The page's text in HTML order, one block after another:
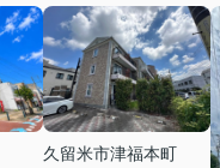
久留米市津福本町